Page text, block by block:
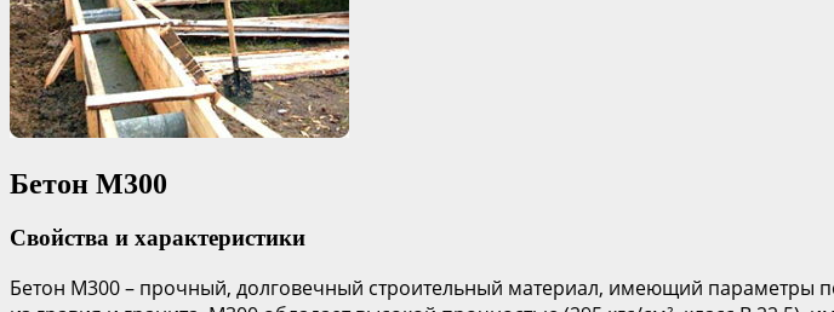
Бетон М300
Свойства и характеристики
Бетон М300 – прочный, долговечный строительный материал, имеющий параметры